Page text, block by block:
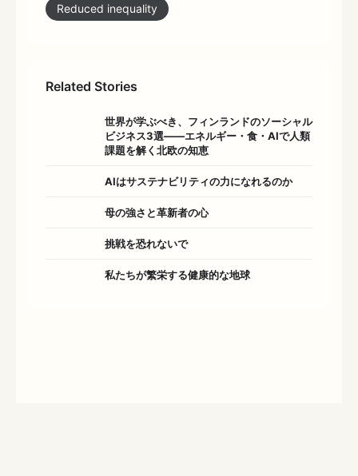
Reduced inequality
Related Stories
世界が学ぶべき、フィンランドのソーシャル
ビジネス3選――エネルギー・食・AIで人類
課題を解く北欧の知恵
AIはサステナビリティの力になれるのか
母の強さと革新者の心
挑戦を恐れないで
私たちが繁栄する健康的な地球